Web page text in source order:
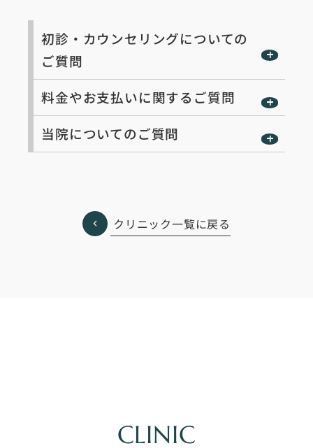
初診・カウンセリングについての
ご質問
料金やお支払いに関するご質問
当院についてのご質問
クリニック一覧に戻る
CLINIC